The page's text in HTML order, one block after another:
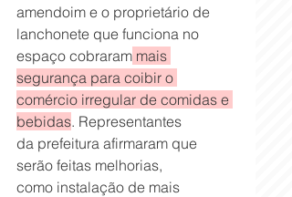
amendoim e o proprietário de
lanchonete que funciona no
espaço cobraram mais
segurança para coibir o
comércio irregular de comidas e
bebidas. Representantes
da prefeitura afirmaram que
serão feitas melhorias,
como instalação de mais